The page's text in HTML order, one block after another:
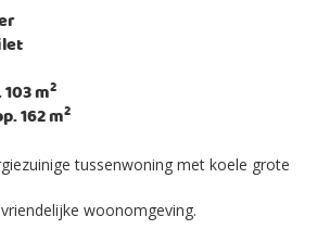
m2
162 m2
tussenwoning met koele grote
woonomgeving.